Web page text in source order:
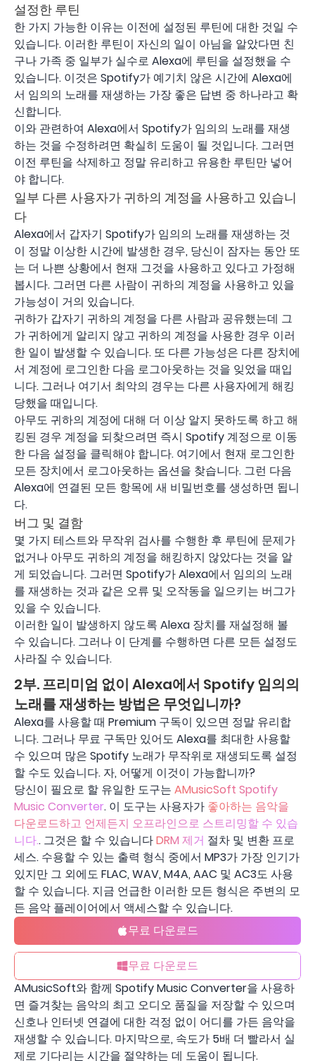
설정한 루틴
한 가지 가능한 이유는 이전에 설정된 루틴에 대한 것일 수
있습니다. 이러한 루틴이 자신의 일이 아님을 알았다면 친
구나 가족 중 일부가 실수로 Alexa에 루틴을 설정했을 수
있습니다. 이것은 Spotify가 예기치 않은 시간에 Alexa에
서 임의의 노래를 재생하는 가장 좋은 답변 중 하나라고 확
신합니다.
이와 관련하여 Alexa에서 Spotify가 임의의 노래를 재생
하는 것을 수정하려면 확실히 도움이 될 것입니다. 그러면
이전 루틴을 삭제하고 정말 유리하고 유용한 루틴만 넣어
야 합니다.
일부 다른 사용자가 귀하의 계정을 사용하고 있습니
다
Alexa에서 갑자기 Spotify가 임의의 노래를 재생하는 것
이 정말 이상한 시간에 발생한 경우, 당신이 잠자는 동안 또
는 더 나쁜 상황에서 현재 그것을 사용하고 있다고 가정해
봅시다. 그러면 다른 사람이 귀하의 계정을 사용하고 있을
가능성이 거의 있습니다.
귀하가 갑자기 귀하의 계정을 다른 사람과 공유했는데 그
가 귀하에게 알리지 않고 귀하의 계정을 사용한 경우 이러
한 일이 발생할 수 있습니다. 또 다른 가능성은 다른 장치에
서 계정에 로그인한 다음 로그아웃하는 것을 잊었을 때입
니다. 그러나 여기서 최악의 경우는 다른 사용자에게 해킹
당했을 때입니다.
아무도 귀하의 계정에 대해 더 이상 알지 못하도록 하고 해
킹된 경우 계정을 되찾으려면 즉시 Spotify 계정으로 이동
한 다음 설정을 클릭해야 합니다. 여기에서 현재 로그인한
모든 장치에서 로그아웃하는 옵션을 찾습니다. 그런 다음
Alexa에 연결된 모든 항목에 새 비밀번호를 생성하면 됩니
다.
버그 및 결함
몇 가지 테스트와 무작위 검사를 수행한 후 루틴에 문제가
없거나 아무도 귀하의 계정을 해킹하지 않았다는 것을 알
게 되었습니다. 그러면 Spotify가 Alexa에서 임의의 노래
를 재생하는 것과 같은 오류 및 오작동을 일으키는 버그가
있을 수 있습니다.
이러한 일이 발생하지 않도록 Alexa 장치를 재설정해 볼
수 있습니다. 그러나 이 단계를 수행하면 다른 모든 설정도
사라질 수 있습니다.
2부. 프리미엄 없이 Alexa에서 Spotify 임의의
노래를 재생하는 방법은 무엇입니까?
Alexa를 사용할 때 Premium 구독이 있으면 정말 유리합
니다. 그러나 무료 구독만 있어도 Alexa를 최대한 사용할
수 있으며 많은 Spotify 노래가 무작위로 재생되도록 설정
할 수도 있습니다. 자, 어떻게 이것이 가능합니까?
당신이 필요로 할 유일한 도구는 AMusicSoft Spotify
Music Converter. 이 도구는 사용자가 좋아하는 음악을
다운로드하고 언제든지 오프라인으로 스트리밍할 수 있습
니다.. 그것은 할 수 있습니다DRM 제거 절차 및 변환 프로
세스. 수용할 수 있는 출력 형식 중에서 MP3가 가장 인기가
있지만 그 외에도 FLAC, WAV, M4A, AAC 및 AC3도 사용
할 수 있습니다. 지금 언급한 이러한 모든 형식은 주변의 모
든 음악 플레이어에서 액세스할 수 있습니다.
무료 다운로드
무료 다운로드
AMusicSoft와 함께 Spotify Music Converter을 사용하
면 즐겨찾는 음악의 최고 오디오 품질을 저장할 수 있으며
신호나 인터넷 연결에 대한 걱정 없이 어디를 가든 음악을
재생할 수 있습니다. 마지막으로, 속도가 5배 더 빨라서 실
제로 기다리는 시간을 절약하는 데 도움이 됩니다.